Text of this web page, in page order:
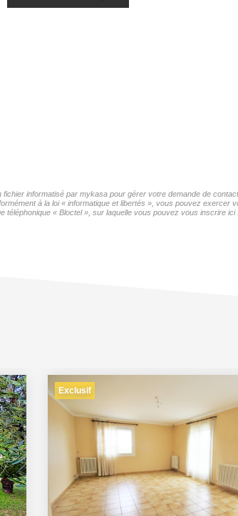
informatisé par mykasa pour gérer votre demande de
à la loi « informatique et libertés », vous pouvez
téléphonique « Bloctel », sur laquelle vous pouvez vous inscrire ici
Exclusif